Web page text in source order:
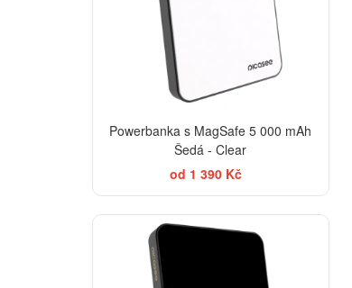
Powerbanka s MagSafe 5 000 mAh
Šedá - Clear
od 1 390 Kč